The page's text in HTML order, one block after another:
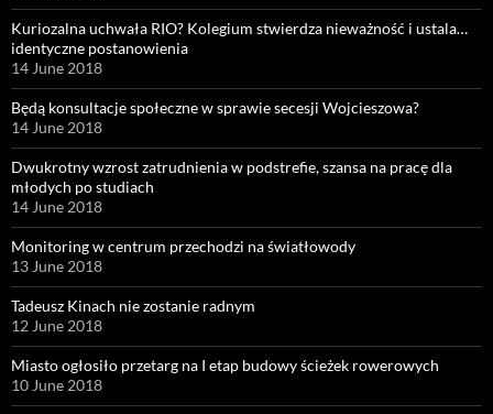
Kuriozalna uchwała RIO? Kolegium stwierdza nieważność i ustala…
identyczne postanowienia
14 June 2018
Będą konsultacje społeczne w sprawie secesji Wojcieszowa?
14 June 2018
Dwukrotny wzrost zatrudnienia w podstrefie, szansa na pracę dla
młodych po studiach
14 June 2018
Monitoring w centrum przechodzi na światłowody
13 June 2018
Tadeusz Kinach nie zostanie radnym
12 June 2018
Miasto ogłosiło przetarg na I etap budowy ścieżek rowerowych
10 June 2018